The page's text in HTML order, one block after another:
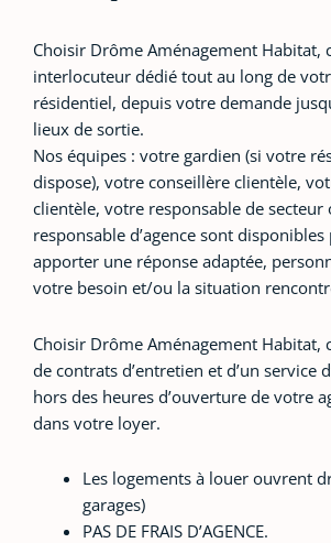
Choisir Drôme Aménagement Habitat,
interlocuteur dédié tout au long de
résidentiel, depuis votre demande
lieux de sortie.
Nos équipes : votre gardien (si votre
dispose), votre conseillère clientèle,
clientèle, votre responsable de secteur
responsable d’agence sont
apporter une réponse adaptée,
votre besoin et/ou la situation
Choisir Drôme Aménagement Habitat,
de contrats d’entretien et d’un service
hors des heures d’ouverture de votre
dans votre loyer.
Les logements à louer ouvrent
garages)
PAS DE FRAIS D’AGENCE.